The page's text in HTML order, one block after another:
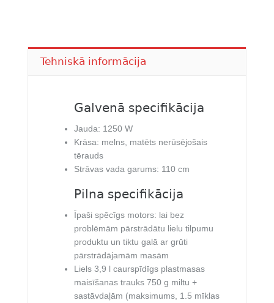
Tehniskā informācija
Galvenā specifikācija
Jauda: 1250 W
Krāsa: melns, matēts nerūsējošais
tērauds
Strāvas vada garums: 110 cm
Pilna specifikācija
Īpaši spēcīgs motors: lai bez
problēmām pārstrādātu lielu tilpumu
produktu un tiktu galā ar grūti
pārstrādājamām masām
Liels 3,9 l caurspīdīgs plastmasas
maisīšanas trauks 750 g miltu +
sastāvdaļām (maksimums, 1.5 mīklas